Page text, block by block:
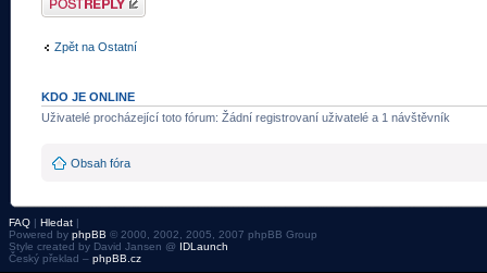
Zpět na Ostatní
KDO JE ONLINE
Uživatelé procházející toto fórum: Žádní registrovaní uživatelé a 1 návštěvník
Obsah fóra
FAQ | Hledat |
Powered by phpBB © 2000, 2002, 2005, 2007 phpBB Group
Style created by David Jansen @ IDLaunch
Český překlad – phpBB.cz